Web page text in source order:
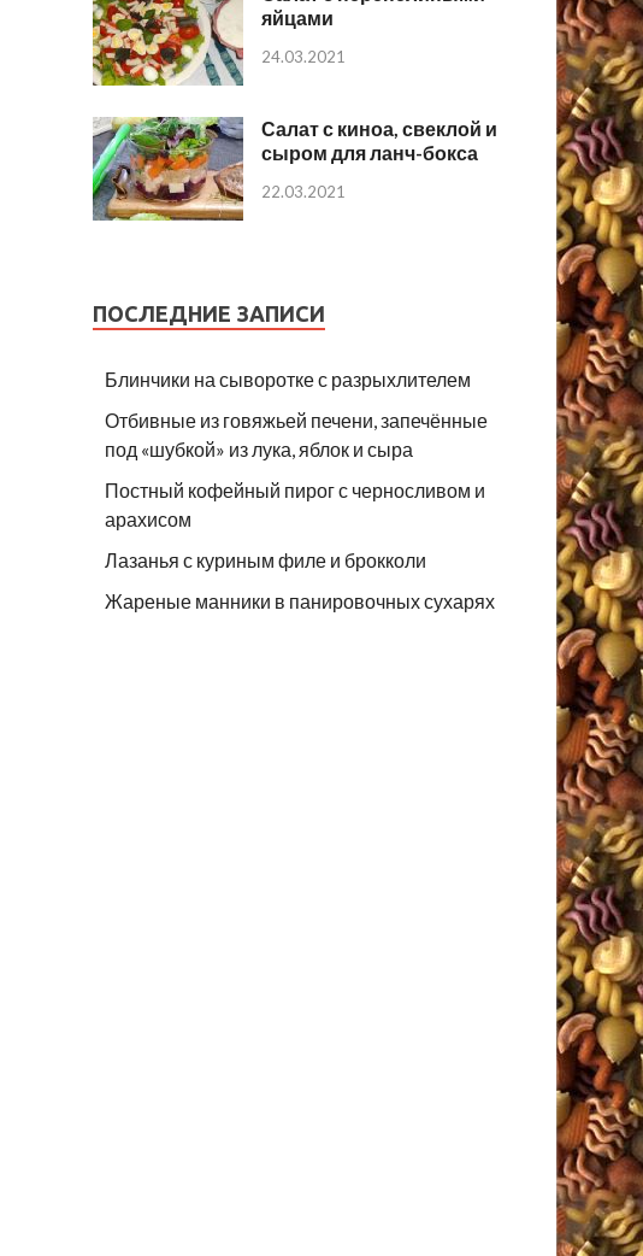
яйцами
24.03.2021
Салат с киноа, свеклой и
сыром для ланч-бокса
22.03.2021
ПОСЛЕДНИЕ ЗАПИСИ
Блинчики на сыворотке с разрыхлителем
Отбивные из говяжьей печени, запечённые
под «шубкой» из лука, яблок и сыра
Постный кофейный пирог с черносливом и
арахисом
Лазанья с куриным филе и брокколи
Жареные манники в панировочных сухарях